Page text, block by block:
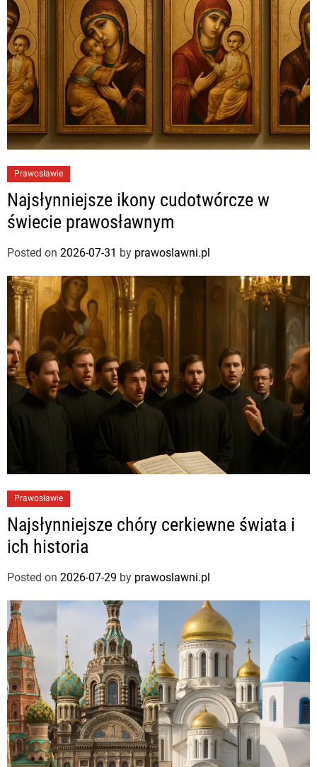
Prawosławie
Najsłynniejsze ikony cudotwórcze w
świecie prawosławnym
Posted on 2026-07-31 by prawoslawni.pl
Prawosławie
Najsłynniejsze chóry cerkiewne świata i
ich historia
Posted on 2026-07-29 by prawoslawni.pl